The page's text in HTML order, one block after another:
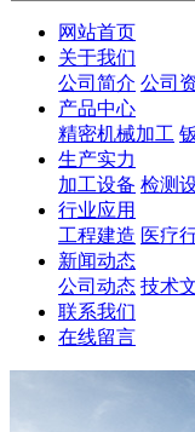
网站首页
关于我们
公司简介 公司
产品中心
精密机械加工
生产实力
加工设备 检测
行业应用
工程建造 医疗
新闻动态
公司动态 技术
联系我们
在线留言